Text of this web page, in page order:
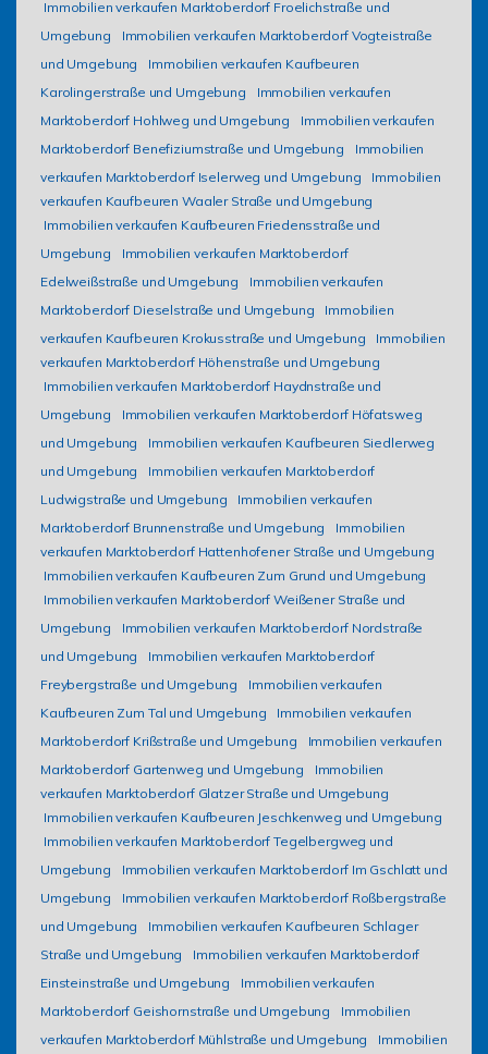
Immobilien verkaufen Marktoberdorf Froelichstraße und
Umgebung
Immobilien verkaufen Marktoberdorf Vogteistraße
und Umgebung
Immobilien verkaufen Kaufbeuren
Karolingerstraße und Umgebung
Immobilien verkaufen
Marktoberdorf Hohlweg und Umgebung
Immobilien verkaufen
Marktoberdorf Benefiziumstraße und Umgebung
Immobilien
verkaufen Marktoberdorf Iselerweg und Umgebung
Immobilien
verkaufen Kaufbeuren Waaler Straße und Umgebung
Immobilien verkaufen Kaufbeuren Friedensstraße und
Umgebung
Immobilien verkaufen Marktoberdorf
Edelweißstraße und Umgebung
Immobilien verkaufen
Marktoberdorf Dieselstraße und Umgebung
Immobilien
verkaufen Kaufbeuren Krokusstraße und Umgebung
Immobilien
verkaufen Marktoberdorf Höhenstraße und Umgebung
Immobilien verkaufen Marktoberdorf Haydnstraße und
Umgebung
Immobilien verkaufen Marktoberdorf Höfatsweg
und Umgebung
Immobilien verkaufen Kaufbeuren Siedlerweg
und Umgebung
Immobilien verkaufen Marktoberdorf
Ludwigstraße und Umgebung
Immobilien verkaufen
Marktoberdorf Brunnenstraße und Umgebung
Immobilien
verkaufen Marktoberdorf Hattenhofener Straße und Umgebung
Immobilien verkaufen Kaufbeuren Zum Grund und Umgebung
Immobilien verkaufen Marktoberdorf Weißener Straße und
Umgebung
Immobilien verkaufen Marktoberdorf Nordstraße
und Umgebung
Immobilien verkaufen Marktoberdorf
Freybergstraße und Umgebung
Immobilien verkaufen
Kaufbeuren Zum Tal und Umgebung
Immobilien verkaufen
Marktoberdorf Krißstraße und Umgebung
Immobilien verkaufen
Marktoberdorf Gartenweg und Umgebung
Immobilien
verkaufen Marktoberdorf Glatzer Straße und Umgebung
Immobilien verkaufen Kaufbeuren Jeschkenweg und Umgebung
Immobilien verkaufen Marktoberdorf Tegelbergweg und
Umgebung
Immobilien verkaufen Marktoberdorf Im Gschlatt und
Umgebung
Immobilien verkaufen Marktoberdorf Roßbergstraße
und Umgebung
Immobilien verkaufen Kaufbeuren Schlager
Straße und Umgebung
Immobilien verkaufen Marktoberdorf
Einsteinstraße und Umgebung
Immobilien verkaufen
Marktoberdorf Geishornstraße und Umgebung
Immobilien
verkaufen Marktoberdorf Mühlstraße und Umgebung
Immobilien